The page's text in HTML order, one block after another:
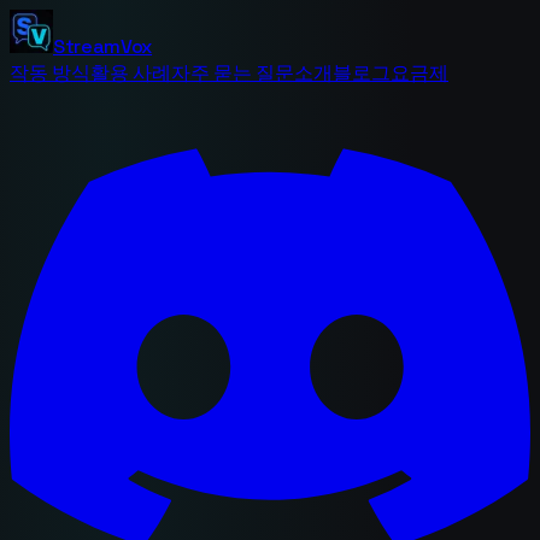
StreamVox
작동 방식활용 사례자주 묻는 질문소개블로그요금제